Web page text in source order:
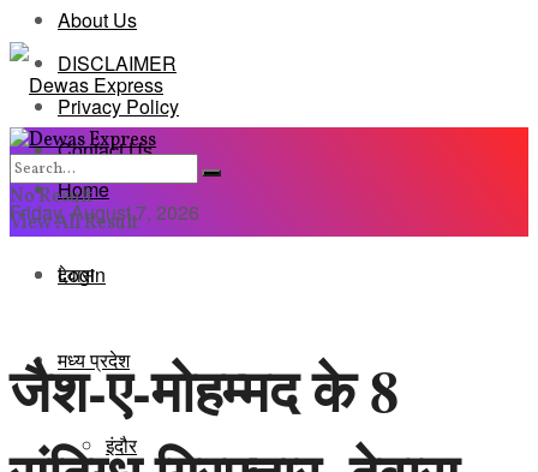
About Us
DISCLAIMER
Privacy Policy
Contact Us
Friday, August 7, 2026
Login
Home
देवास
मध्य प्रदेश
इंदौर
No Result
View All Result
जैश-ए-मोहम्मद के 8